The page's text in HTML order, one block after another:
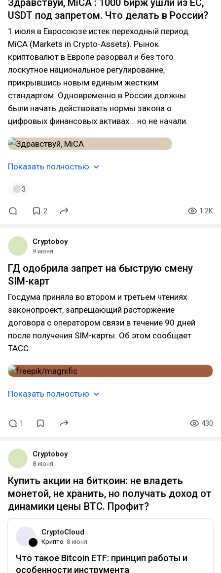
Здравствуй, MiCA : 1000 бирж ушли из ЕС,
USDT под запретом. Что делать в России?
1 июля в Евросоюзе истек переходный период
MiCA (Markets in Crypto-Assets). Рынок
криптовалют в Европе разорвал и без того
лоскутное национальное регулирование,
прикрывшись новым единым жестким
стандартом. Одновременно в России должны
были начать действовать нормы закона о
цифровых финансовых активах... но не начали.
Показать полностью
3
2 1.2K
Cryptoboy
9 июня
ГД одобрила запрет на быструю смену
SIM-карт
Госдума приняла во втором и третьем чтениях
законопроект, запрещающий расторжение
договора с оператором связи в течение 90 дней
после получения SIM-карты. Об этом сообщает
ТАСС.
Показать полностью
1 430
Cryptoboy
8 июня
Купить акции на биткоин: не владеть
монетой, не хранить, но получать доход от
динамики цены BTC. Профит?
CryptoCloud
Крипто 8 июня
Что такое Bitcoin ETF: принцип работы и
особенности инструмента